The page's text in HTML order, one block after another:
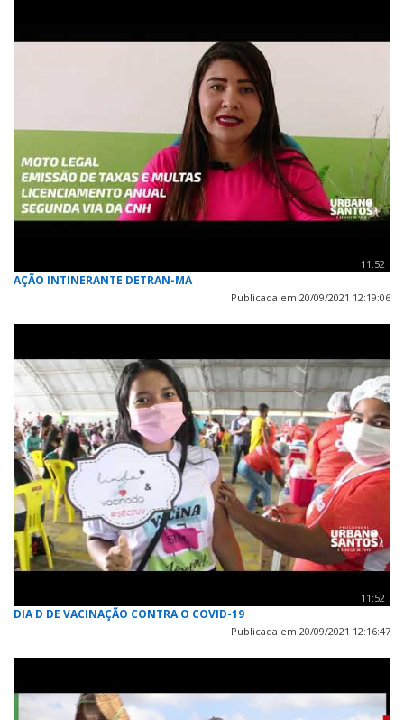
11:52
AÇÃO INTINERANTE DETRAN-MA
Publicada em 20/09/2021 12:19:06
11:52
DIA D DE VACINAÇÃO CONTRA O COVID-19
Publicada em 20/09/2021 12:16:47